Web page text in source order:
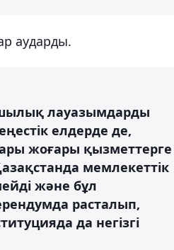
аударды.
лауазымдарды
елдерде де,
жоғары қызметтерге
мемлекеттік
және бұл
расталып,
да негізгі